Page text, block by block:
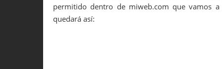
permitido dentro de miweb.com que vamos
quedará así: